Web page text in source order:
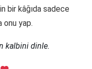
bir kâğıda sadece
onu yap.
kalbini dinle.